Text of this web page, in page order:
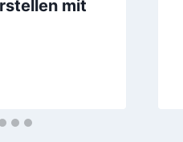
mit